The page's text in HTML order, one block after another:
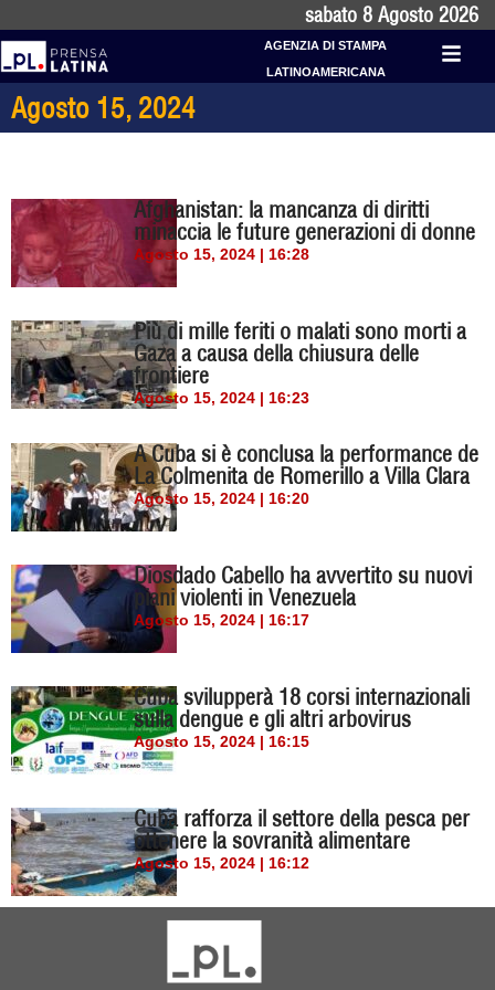
sabato 8 Agosto 2026
AGENZIA DI STAMPA
LATINOAMERICANA
Agosto 15, 2024
Afghanistan: la mancanza di diritti
minaccia le future generazioni di donne
Agosto 15, 2024 | 16:28
Più di mille feriti o malati sono morti a
Gaza a causa della chiusura delle
frontiere
Agosto 15, 2024 | 16:23
A Cuba si è conclusa la performance de
La Colmenita de Romerillo a Villa Clara
Agosto 15, 2024 | 16:20
Diosdado Cabello ha avvertito su nuovi
piani violenti in Venezuela
Agosto 15, 2024 | 16:17
Cuba svilupperà 18 corsi internazionali
sulla dengue e gli altri arbovirus
Agosto 15, 2024 | 16:15
Cuba rafforza il settore della pesca per
ottenere la sovranità alimentare
Agosto 15, 2024 | 16:12